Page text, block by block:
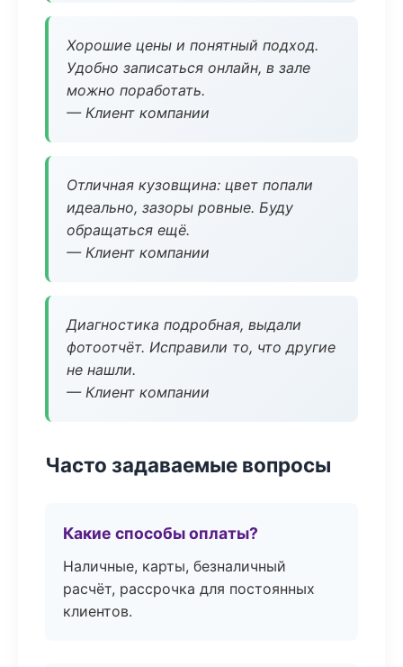
Хорошие цены и понятный подход.
Удобно записаться онлайн, в зале
можно поработать.
— Клиент компании
Отличная кузовщина: цвет попали
идеально, зазоры ровные. Буду
обращаться ещё.
— Клиент компании
Диагностика подробная, выдали
фотоотчёт. Исправили то, что другие
не нашли.
— Клиент компании
Часто задаваемые вопросы
Какие способы оплаты?
Наличные, карты, безналичный
расчёт, рассрочка для постоянных
клиентов.